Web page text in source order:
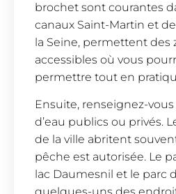
brochet sont courantes
canaux Saint-Martin et
la Seine, permettent des
accessibles où vous
permettre tout en
Ensuite, renseignez-
d’eau publics ou privés.
de la ville abritent
pêche est autorisée. Le
lac Daumesnil et le parc